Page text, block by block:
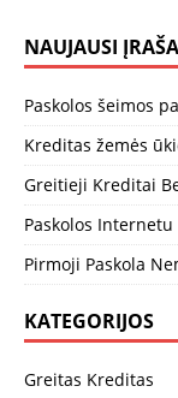
NAUJAUSI
Paskolos šeimos
Kreditas žemės
Greitieji Kreditai
Paskolos
Pirmoji Paskola
KATEGORIJOS
Greitas Kreditas